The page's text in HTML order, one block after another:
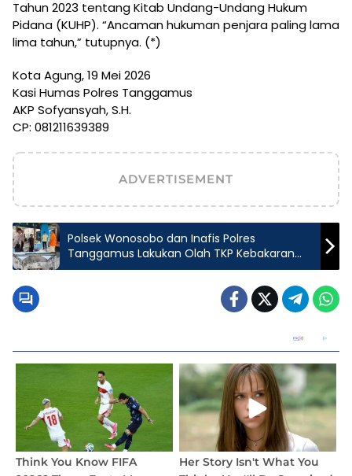
Tahun 2023 tentang Kitab Undang-Undang Hukum
Pidana (KUHP). “Ancaman hukuman penjara paling lama
lima tahun,” tutupnya. (*)
Kota Agung, 19 Mei 2026
Kasi Humas Polres Tanggamus
AKP Sofyansyah, S.H.
CP: 081211639389
ADVERTISEMENT
Polsek Wonosobo dan Inafis Polres
Tanggamus Lakukan Olah TKP Kebakaran
Kantor Pekon Sridadi